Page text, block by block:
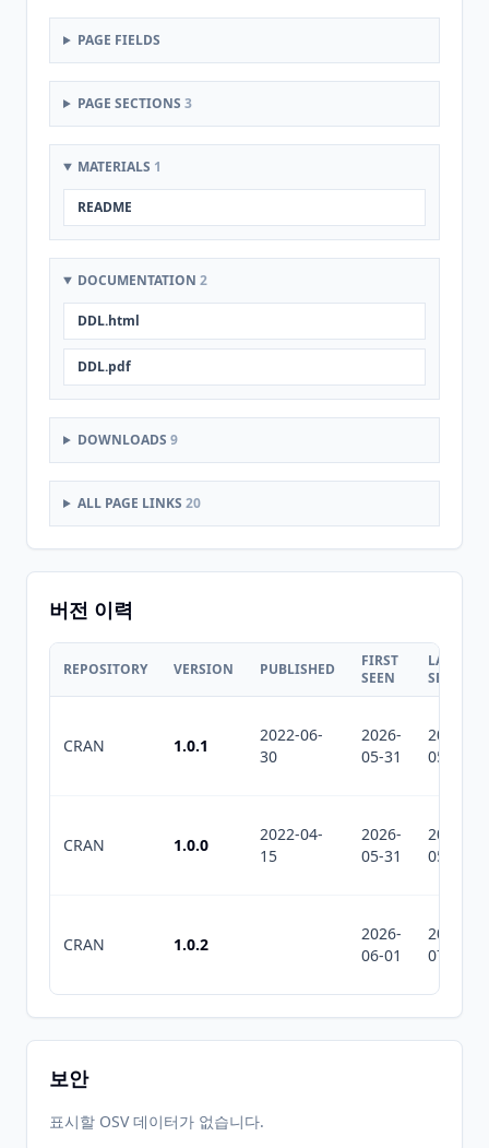
PAGE FIELDS
PAGE SECTIONS 3
MATERIALS 1
README
DOCUMENTATION 2
DDL.html
DDL.pdf
DOWNLOADS 9
ALL PAGE LINKS 20
버전 이력
REPOSITORY VERSION PUBLISHED
FIRST
SEEN
LAST
SEEN
CRAN 1.0.1
2022-06-
30
2026-
05-31
2026-
05-31
CRAN 1.0.0
2022-04-
15
2026-
05-31
2026-
05-31
CRAN 1.0.2
2026-
06-01
2026-
07-10
보안
표시할 OSV 데이터가 없습니다.